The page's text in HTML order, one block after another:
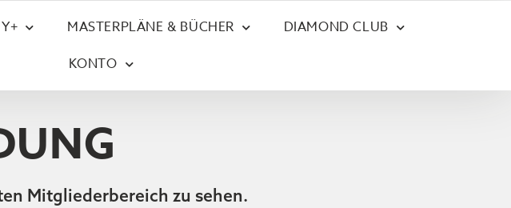
MASTERPLÄNE & BÜCHER
DIAMOND CLUB
KONTO
Mitgliederbereich zu sehen.